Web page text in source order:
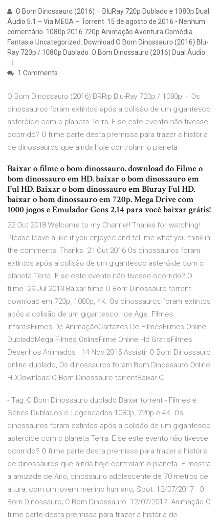
O Bom Dinossauro (2016) – BluRay 720p Dublado e 1080p Dual
Áudio 5.1 – Via MEGA – Torrent. 15 de agosto de 2016 • Nenhum
comentário. 1080p 2016 720p Animação Aventura Comédia
Fantasia Uncategorized. Download O Bom Dinossauro (2016) Blu-
Ray 720p / 1080p Dublado. O Bom Dinossauro (2016) Dual Áudio
1 Comments
O Bom Dinossauro (2016) BRRip Blu-Ray 720p / 1080p – Os
dinossauros foram extintos após a colisão de um gigantesco
asteróide com o planeta Terra. E se este evento não tivesse
ocorrido? O filme parte desta premissa para trazer a história
de dinossauros que ainda hoje controlam o planeta.
Baixar o filme o bom dinossauro. download do Filme o
bom dinossauro em HD. baixar o bom dinossauro em
Ful HD. Baixar o bom dinossauro em Bluray Ful HD.
baixar o bom dinossauro em 720p. Mega Drive com
1000 jogos e Emulador Gens 2.14 para você baixar grátis!
22 Out 2018 Welcome to my Channel! Thanks for watching!
Please leave a like if you enjoyed and tell me what you think in
the comments! Thanks. 21 Out 2016 Os dinossauros foram
extintos após a colisão de um gigantesco asteróide com o
planeta Terra. E se este evento não tivesse ocorrido? O
filme 29 Jul 2019 Baixar filme O Bom Dinossauro torrent
download em 720p, 1080p, 4K. Os dinossauros foram extintos
após a colisão de um gigantesco Ice Age. Filmes
InfantisFilmes De AnimaçãoCartazes De FilmesFilmes Online
DubladoMega Filmes OnlineFilme Online Hd GratisFilmes
Desenhos Animados 14 Nov 2015 Assistir O Bom Dinossauro
online dublado, Os dinossauros foram Bom Dinossauro Online
HDDownload O Bom Dinossauro torrentBaixar O
- Tag: O Bom Dinossauro dublado Baixar torrent - Filmes e
Séries Dublados e Legendados 1080p, 720p e 4K. Os
dinossauros foram extintos após a colisão de um gigantesco
asteróide com o planeta Terra. E se este evento não tivesse
ocorrido? O filme parte desta premissa para trazer a história
de dinossauros que ainda hoje controlam o planeta. E mostra
a amizade de Arlo, dinossauro adolescente de 70 metros de
altura, com um jovem menino humano, Spot. 12/07/2017 · O
Bom Dinossauro; O Bom Dinossauro. 12/07/2017. Animação O
filme parte desta premissa para trazer a história de